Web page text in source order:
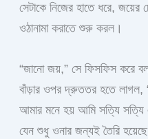
সেটাকে নিজের হাতে ধরে, জয়ের
ওঠানামা করাতে শুরু করল।
“জানো জয়,” সে ফিসফিস করে
বাঁড়ার ওপর দ্রুততর হতে লাগল,
আমার মনে হয় আমি সত্যি সত্যি
যেন শুধু ওনার জন্যই তৈরি